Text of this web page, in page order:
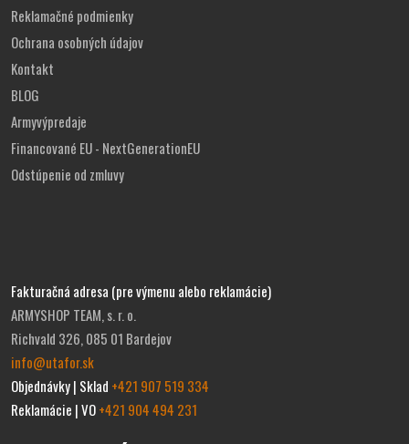
Reklamačné podmienky
Ochrana osobných údajov
Kontakt
BLOG
Armyvýpredaje
Financované EU - NextGenerationEU
Odstúpenie od zmluvy
Fakturačná adresa (pre výmenu alebo reklamácie)
ARMYSHOP TEAM, s. r. o.
Richvald 326, 085 01 Bardejov
info@utafor.sk
Objednávky | Sklad +421 907 519 334
Reklamácie | VO+421 904 494 231